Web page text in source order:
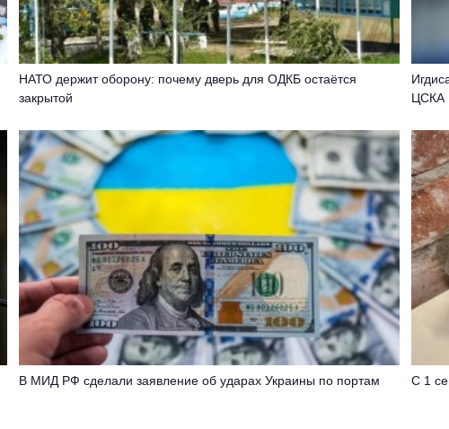
НАТО держит оборону: почему дверь для ОДКБ остаётся
закрытой
ЦСКА
В МИД РФ сделали заявление об ударах Украины по портам С 1